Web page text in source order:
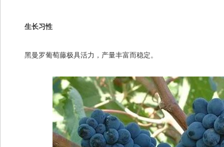
生长习性
黑曼罗葡萄藤极具活力，产量丰富而稳定。